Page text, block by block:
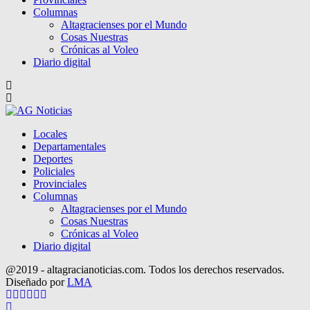
Columnas
Altagracienses por el Mundo
Cosas Nuestras
Crónicas al Voleo
Diario digital
Locales
Departamentales
Deportes
Policiales
Provinciales
Columnas
Altagracienses por el Mundo
Cosas Nuestras
Crónicas al Voleo
Diario digital
@2019 - altagracianoticias.com. Todos los derechos reservados.
Diseñado porLMA
Facebook
Twitter
Instagram
Pinterest
Google